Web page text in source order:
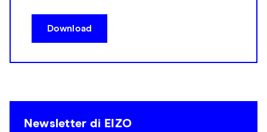
Download
Newsletter di EIZO